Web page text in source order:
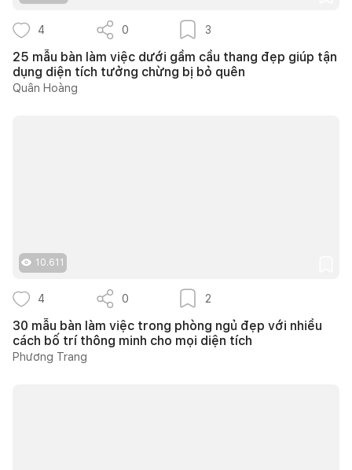
4 0 3
25 mẫu bàn làm việc dưới gầm cầu thang đẹp giúp tận
dụng diện tích tưởng chừng bị bỏ quên
Quân Hoàng
10.611
4 0 2
30 mẫu bàn làm việc trong phòng ngủ đẹp với nhiều
cách bố trí thông minh cho mọi diện tích
Phương Trang